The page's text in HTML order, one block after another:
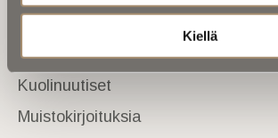
Kiellä
Sivusto
Etusivu
Kuolinuutiset
Muistokirjoituksia